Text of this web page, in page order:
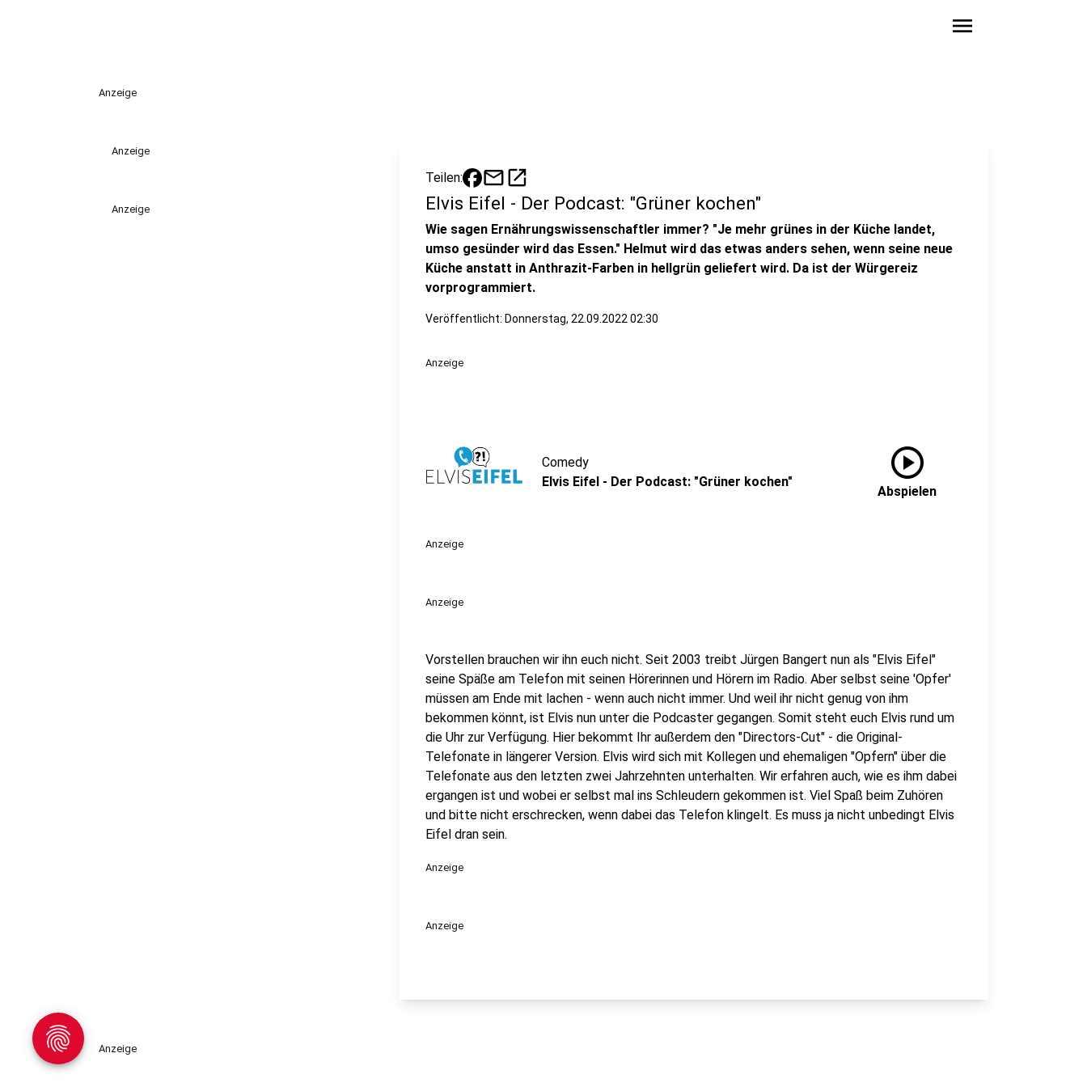
menu
Anzeige
Anzeige
Anzeige
Teilen: mailopen_in_new
Elvis Eifel - Der Podcast: "Grüner kochen"
Wie sagen Ernährungswissenschaftler immer? "Je mehr grünes in der Küche landet,
umso gesünder wird das Essen." Helmut wird das etwas anders sehen, wenn seine neue
Küche anstatt in Anthrazit-Farben in hellgrün geliefert wird. Da ist der Würgereiz
vorprogrammiert.
Veröffentlicht: Donnerstag, 22.09.2022 02:30
Anzeige
Comedy
Elvis Eifel - Der Podcast: "Grüner kochen"
play_circle
Abspielen
Anzeige
Anzeige
Vorstellen brauchen wir ihn euch nicht. Seit 2003 treibt Jürgen Bangert nun als "Elvis Eifel"
seine Späße am Telefon mit seinen Hörerinnen und Hörern im Radio. Aber selbst seine 'Opfer'
müssen am Ende mit lachen - wenn auch nicht immer. Und weil ihr nicht genug von ihm
bekommen könnt, ist Elvis nun unter die Podcaster gegangen. Somit steht euch Elvis rund um
die Uhr zur Verfügung. Hier bekommt Ihr außerdem den "Directors-Cut" - die Original-
Telefonate in längerer Version. Elvis wird sich mit Kollegen und ehemaligen "Opfern" über die
Telefonate aus den letzten zwei Jahrzehnten unterhalten. Wir erfahren auch, wie es ihm dabei
ergangen ist und wobei er selbst mal ins Schleudern gekommen ist. Viel Spaß beim Zuhören
und bitte nicht erschrecken, wenn dabei das Telefon klingelt. Es muss ja nicht unbedingt Elvis
Eifel dran sein.
Anzeige
Anzeige
Anzeige